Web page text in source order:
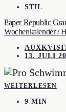
STIL
Paper Republic
Wochenkalender /
13. JULI
WEITERLESEN
9 MIN